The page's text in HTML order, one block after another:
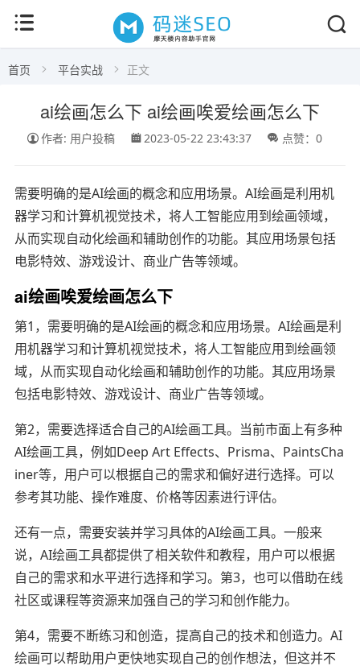
首页 平台实战 正文
ai绘画怎么下 ai绘画唉爱绘画怎么下
作者: 用户投稿 2023-05-22 23:43:37 点赞：0
需要明确的是AI绘画的概念和应用场景。AI绘画是利用机
器学习和计算机视觉技术，将人工智能应用到绘画领域，
从而实现自动化绘画和辅助创作的功能。其应用场景包括
电影特效、游戏设计、商业广告等领域。
ai绘画唉爱绘画怎么下
第1，需要明确的是AI绘画的概念和应用场景。AI绘画是利
用机器学习和计算机视觉技术，将人工智能应用到绘画领
域，从而实现自动化绘画和辅助创作的功能。其应用场景
包括电影特效、游戏设计、商业广告等领域。
第2，需要选择适合自己的AI绘画工具。当前市面上有多种
AI绘画工具，例如Deep Art Effects、Prisma、PaintsCha
iner等，用户可以根据自己的需求和偏好进行选择。可以
参考其功能、操作难度、价格等因素进行评估。
还有一点，需要安装并学习具体的AI绘画工具。一般来
说，AI绘画工具都提供了相关软件和教程，用户可以根据
自己的需求和水平进行选择和学习。第3，也可以借助在线
社区或课程等资源来加强自己的学习和创作能力。
第4，需要不断练习和创造，提高自己的技术和创造力。AI
绘画可以帮助用户更快地实现自己的创作想法，但这并不